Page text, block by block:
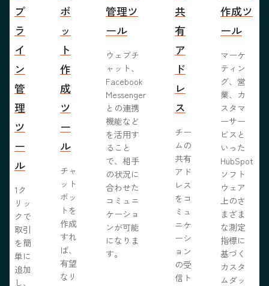
プ
ラ
イ
ン
管
理
ツ
ー
ル
1ク
リッ
クで
取引
を簡
単に
追加
し、
ボ
ッ
ト
作
成
ツ
ー
ル
チャ
ット
ボッ
トを
作成
すれ
ば、
有望
なリ
管理ツ
ール
ウェブチ
ャット、
Facebook
Messenger
との連携
機能など
を活用す
ること
で、相手
の状況に
合わせた
コミュニ
ケーショ
ンが可能
になりま
す。
共
有
ア
ド
レ
ス
チー
ムの
共有
アド
レス
をコ
ミュ
ニケ
ーシ
ョン
の受
信ト
作成ツ
ール
マーケ
ティン
グ、営
業、カ
スタマ
ーサー
ビスと
いった
HubSpot
ソフト
ウェア
上のさ
まざま
な測定
指標に
基づく
カスタ
ムダッ